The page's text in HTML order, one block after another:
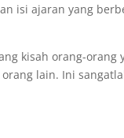
isi ajaran yang
kisah orang-orang
lain. Ini